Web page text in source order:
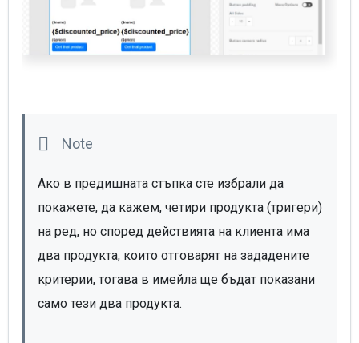
Ако в предишната стъпка сте избрали да
покажете, да кажем, четири продукта (тригери)
на ред, но според действията на клиента има
два продукта, които отговарят на зададените
критерии, тогава в имейла ще бъдат показани
само тези два продукта.